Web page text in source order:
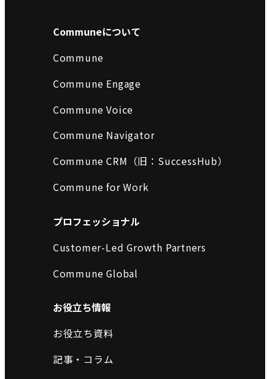
Communeについて
Commune
Commune Engage
Commune Voice
Commune Navigator
Commune CRM（旧：SuccessHub）
Commune for Work
プロフェッショナル
Customer-Led Growth Partners
Commune Global
お役立ち情報
お役立ち資料
記事・コラム